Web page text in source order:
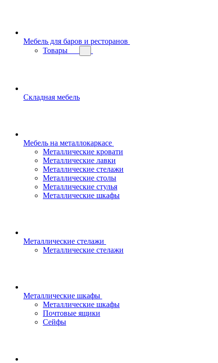
Мебель для баров и ресторанов
Товары
Складная мебель
Мебель на металлокаркасе
Металлические кровати
Металлические лавки
Металлические стелажи
Металлические столы
Металлические стулья
Металлические шкафы
Металлические стелажи
Металлические стелажи
Металлические шкафы
Металлические шкафы
Почтовые ящики
Сейфы